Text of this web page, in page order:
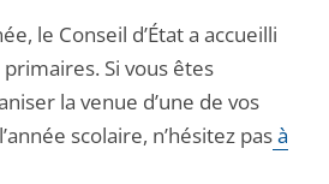
le Conseil d’État a accueilli
Si vous êtes
la venue d’une de vos
scolaire, n’hésitez pasà